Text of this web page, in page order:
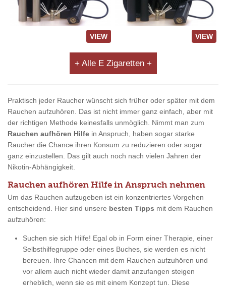
VIEW VIEW
+ Alle E Zigaretten +
Praktisch jeder Raucher wünscht sich früher oder später mit dem
Rauchen aufzuhören. Das ist nicht immer ganz einfach, aber mit
der richtigen Methode keinesfalls unmöglich. Nimmt man zum
Rauchen aufhören Hilfe in Anspruch, haben sogar starke
Raucher die Chance ihren Konsum zu reduzieren oder sogar
ganz einzustellen. Das gilt auch noch nach vielen Jahren der
Nikotin-Abhängigkeit.
Rauchen aufhören Hilfe in Anspruch nehmen
Um das Rauchen aufzugeben ist ein konzentriertes Vorgehen
entscheidend. Hier sind unsere besten Tipps mit dem Rauchen
aufzuhören:
Suchen sie sich Hilfe! Egal ob in Form einer Therapie, einer
Selbsthilfegruppe oder eines Buches, sie werden es nicht
bereuen. Ihre Chancen mit dem Rauchen aufzuhören und
vor allem auch nicht wieder damit anzufangen steigen
erheblich, wenn sie es mit einem Konzept tun. Diese